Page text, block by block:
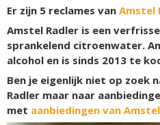
Er zijn 5 reclames van Amstel
Amstel Radler is een
sprankelend citroenwater.
alcohol en is sinds 2013 te
Ben je eigenlijk niet op zoek
Radler maar naar
met aanbiedingen van